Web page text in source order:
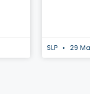
SLP 29